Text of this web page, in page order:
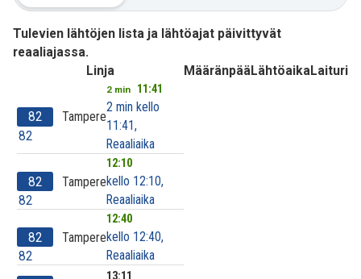
Tulevien lähtöjen lista ja lähtöajat päivittyvät
reaaliajassa.
Linja
MääränpääLähtöaikaLaituri
82
82
Tampere
2 min 11:41
2 min kello
11:41,
Reaaliaika
82
82
Tampere
12:10
kello 12:10,
Reaaliaika
82
82
Tampere
12:40
kello 12:40,
Reaaliaika